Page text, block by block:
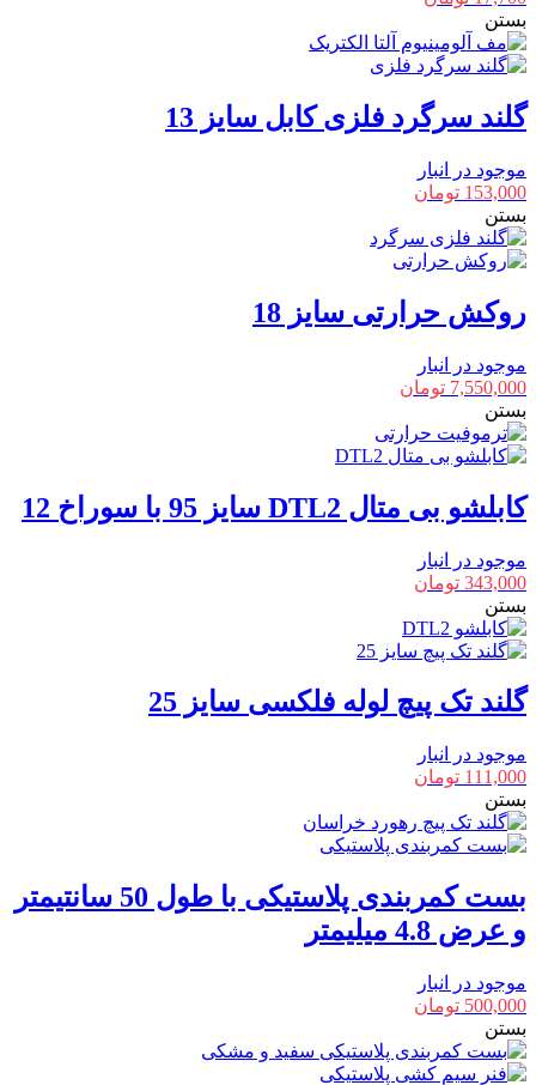
بستن
گلند سرگرد فلزی کابل سایز 13
موجود در انبار
153,000 تومان
بستن
روکش حرارتی سایز 18
موجود در انبار
7,550,000 تومان
بستن
کابلشو بی متال DTL2 سایز 95 با سوراخ 12
موجود در انبار
343,000 تومان
بستن
گلند تک پیچ لوله فلکسی سایز 25
موجود در انبار
111,000 تومان
بستن
بست کمربندی پلاستیکی با طول 50 سانتیمتر
و عرض 4.8 میلیمتر
موجود در انبار
500,000 تومان
بستن